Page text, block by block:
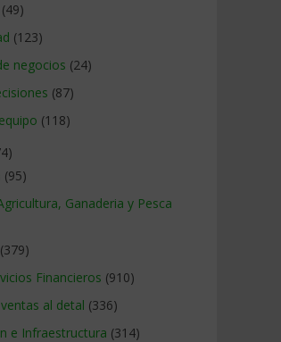
(49)
(123)
negocios (24)
(87)
(118)
(95)
Ganaderia y Pesca
(379)
Financieros (910)
al detal (336)
e Infraestructura (314)